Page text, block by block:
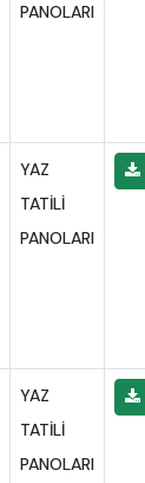
PANOLARI
YAZ
TATİLİ
PANOLARI
YAZ
TATİLİ
PANOLARI